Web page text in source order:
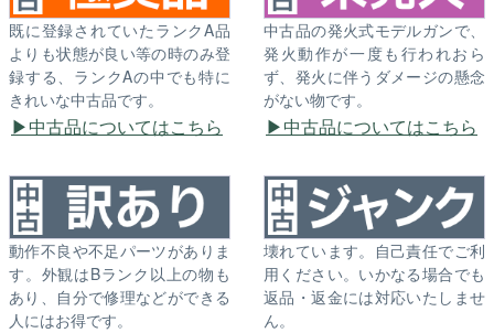
既に登録されていたランクA品
よりも状態が良い等の時のみ登
録する、ランクAの中でも特に
きれいな中古品です。
中古品についてはこちら
中古品の発火式モデルガンで、
発火動作が一度も行われおら
ず、発火に伴うダメージの懸念
がない物です。
中古品についてはこちら
動作不良や不足パーツがありま
す。外観はBランク以上の物も
あり、自分で修理などができる
人にはお得です。
壊れています。自己責任でご利
用ください。いかなる場合でも
返品・返金には対応いたしませ
ん。